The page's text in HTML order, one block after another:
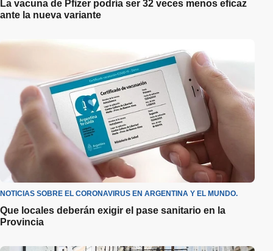
La vacuna de Pfizer podría ser 32 veces menos eficaz
ante la nueva variante
NOTICIAS SOBRE EL CORONAVIRUS EN ARGENTINA Y EL MUNDO.
Que locales deberán exigir el pase sanitario en la
Provincia